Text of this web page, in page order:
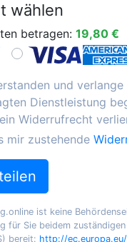
wählen
betragen: 19,80 €
und
Dienstleistung
Widerrufrecht
mir zustehende
ist keine
für Sie beidem
bereit: http://